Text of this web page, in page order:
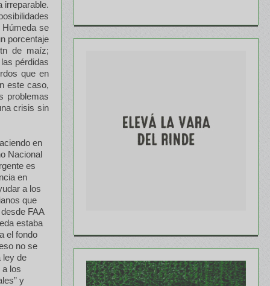
irreparable.
Húmeda se
porcentaje
de maíz;
pérdidas
que en
este caso,
problemas
crisis sin
en
Nacional
es
en
a los
que
FAA
estaba
el fondo
no se
ley de
los
y